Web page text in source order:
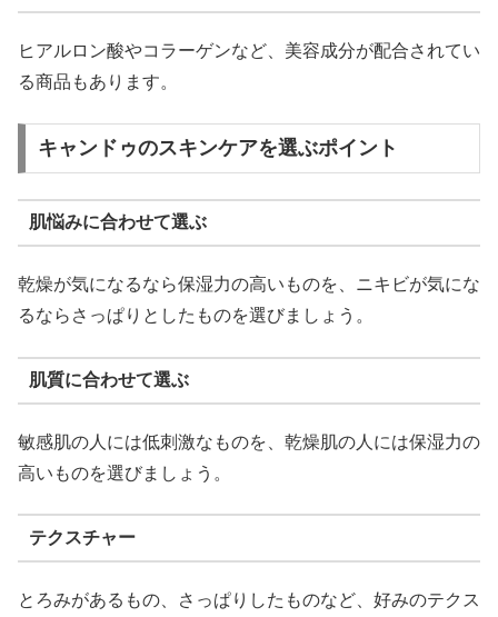
ヒアルロン酸やコラーゲンなど、美容成分が配合されてい
る商品もあります。
キャンドゥのスキンケアを選ぶポイント
肌悩みに合わせて選ぶ
乾燥が気になるなら保湿力の高いものを、ニキビが気にな
るならさっぱりとしたものを選びましょう。
肌質に合わせて選ぶ
敏感肌の人には低刺激なものを、乾燥肌の人には保湿力の
高いものを選びましょう。
テクスチャー
とろみがあるもの、さっぱりしたものなど、好みのテクス